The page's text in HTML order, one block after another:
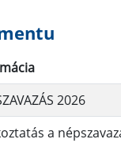
2026
a